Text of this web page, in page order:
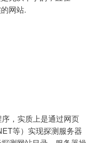
网站.
等）实现探测服务器